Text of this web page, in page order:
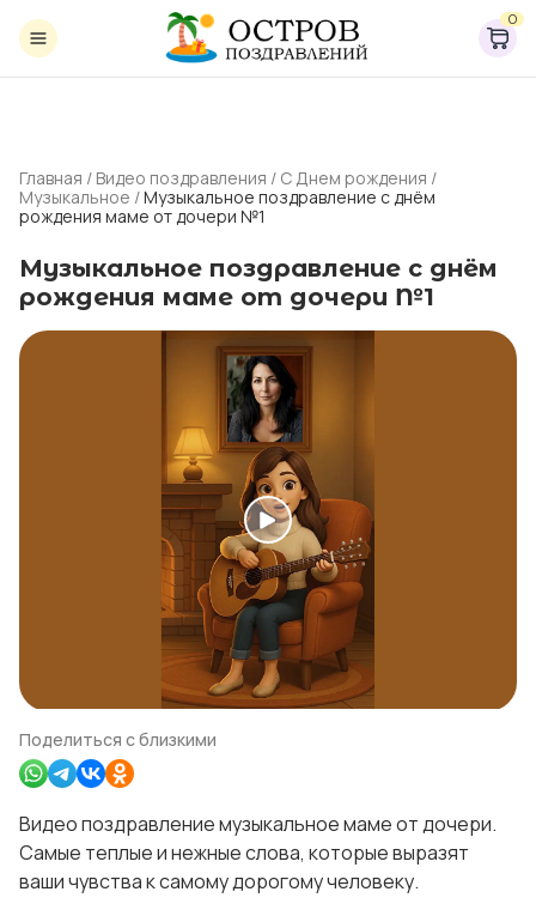
0
Главная / Видео поздравления / С Днем рождения /
Музыкальное /Музыкальное поздравление с днём
рождения маме от дочери №1
Музыкальное поздравление с днём
рождения маме от дочери №1
Поделиться с близкими
Видео поздравление музыкальное маме от дочери.
Самые теплые и нежные слова, которые выразят
ваши чувства к самому дорогому человеку.